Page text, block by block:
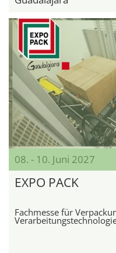
08. - 10. Juni 2027
EXPO PACK
Fachmesse für